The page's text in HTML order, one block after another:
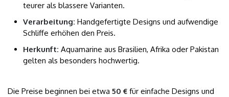
teurer als blassere Varianten.
Verarbeitung: Handgefertigte Designs und aufwendige
Schliffe erhöhen den Preis.
Herkunft: Aquamarine aus Brasilien, Afrika oder Pakistan
gelten als besonders hochwertig.
Die Preise beginnen bei etwa 50 € für einfache Designs und